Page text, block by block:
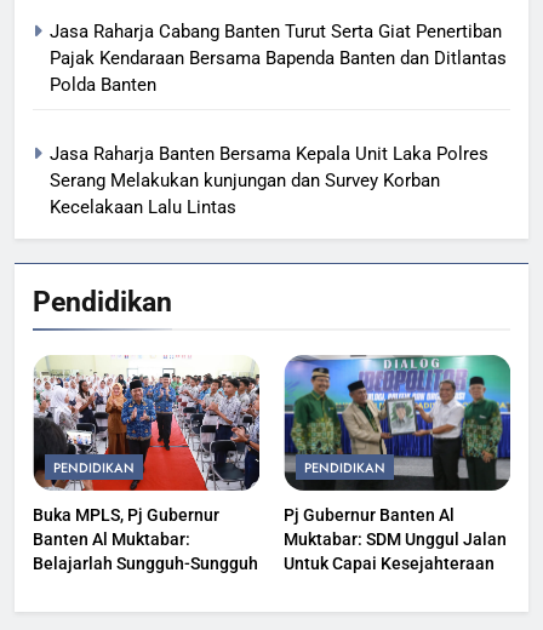
Jasa Raharja Cabang Banten Turut Serta Giat Penertiban
Pajak Kendaraan Bersama Bapenda Banten dan Ditlantas
Polda Banten
Jasa Raharja Banten Bersama Kepala Unit Laka Polres
Serang Melakukan kunjungan dan Survey Korban
Kecelakaan Lalu Lintas
Pendidikan
PENDIDIKAN
Buka MPLS, Pj Gubernur
Banten Al Muktabar:
Belajarlah Sungguh-Sungguh
PENDIDIKAN
Pj Gubernur Banten Al
Muktabar: SDM Unggul Jalan
Untuk Capai Kesejahteraan